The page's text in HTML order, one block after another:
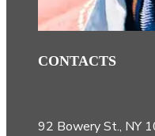
CONTACTS
92 Bowery St., NY